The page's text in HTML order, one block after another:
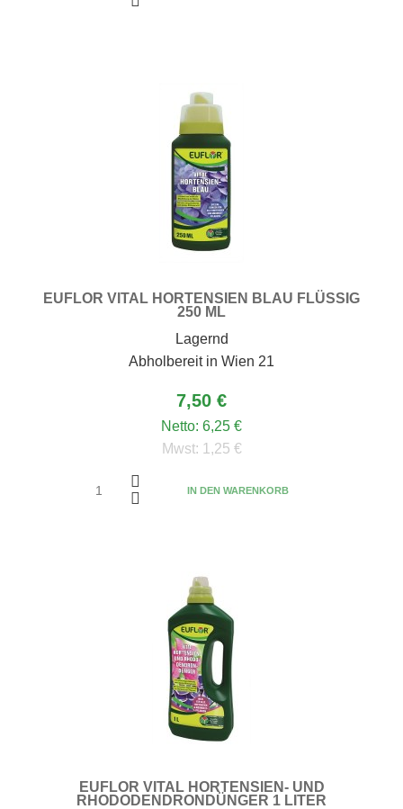
EUFLOR VITAL HORTENSIEN BLAU FLÜSSIG
250 ML
Lagernd
Abholbereit in Wien 21
7,50 €
Netto: 6,25 €
Mwst: 1,25 €
IN DEN WARENKORB
EUFLOR VITAL HORTENSIEN- UND
RHODODENDRONDÜNGER 1 LITER